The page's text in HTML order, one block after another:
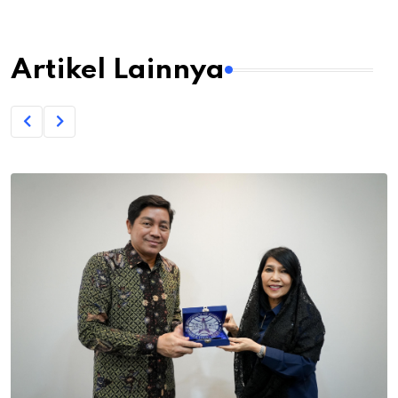
Artikel Lainnya